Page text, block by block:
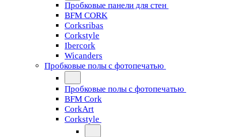
Пробковые панели для стен
BFM CORK
Corksribas
Corkstyle
Ibercork
Wicanders
Пробковые полы с фотопечатью
Пробковые полы с фотопечатью
BFM Cork
CorkArt
Corkstyle